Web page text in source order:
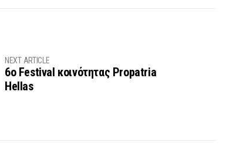
NEXT ARTICLE
6ο Festival κοινότητας Propatria
Hellas